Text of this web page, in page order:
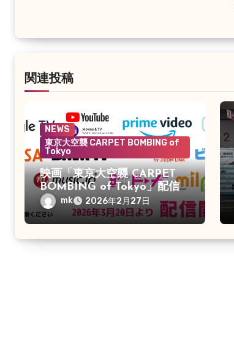
関連投稿
NEWS
東京大空襲 CARPET BOMBING of
Tokyo
映画「東京大空襲 CARPET
BOMBING of Tokyo」配信
決定mk 2026年2月27日